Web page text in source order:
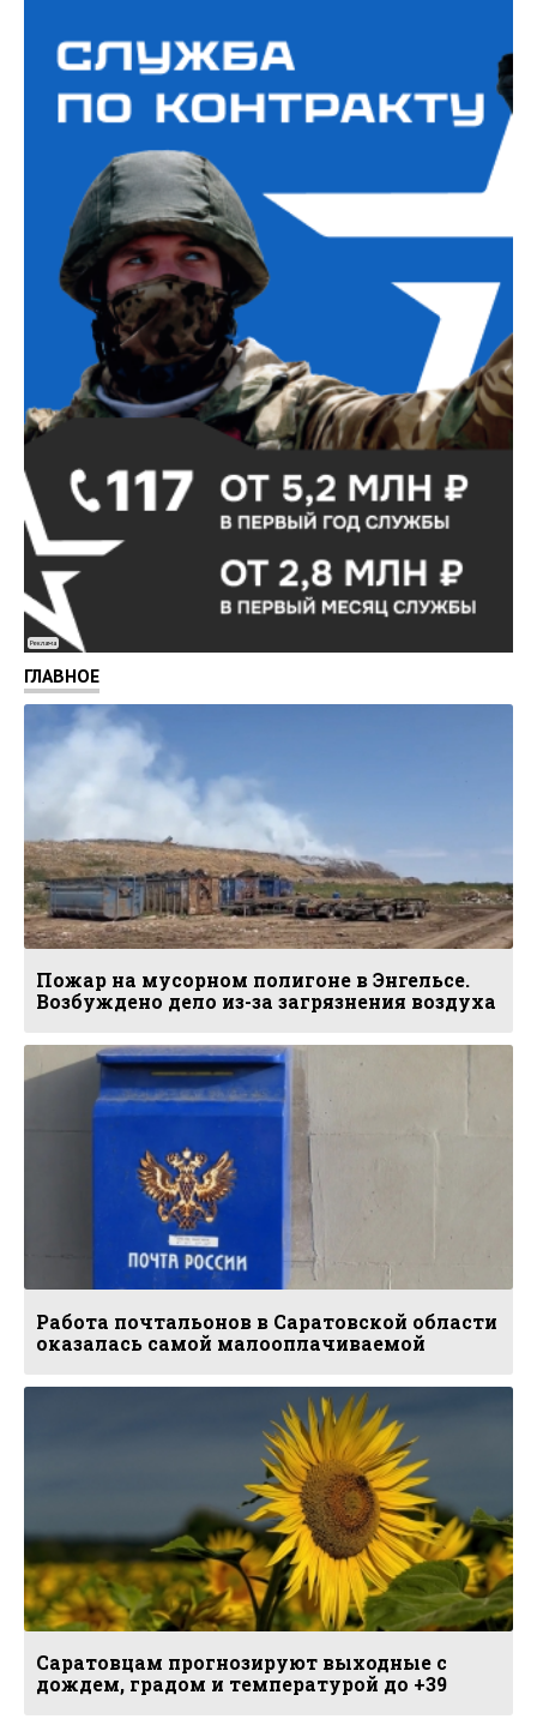
Реклама
ГЛАВНОЕ
Пожар на мусорном полигоне в Энгельсе.
Возбуждено дело из-за загрязнения воздуха
Работа почтальонов в Саратовской области
оказалась самой малооплачиваемой
Саратовцам прогнозируют выходные с
дождем, градом и температурой до +39